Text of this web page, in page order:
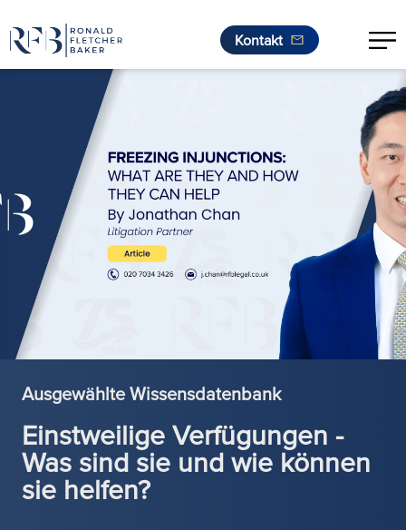
Zum Inhalt springen
Kontakt
Ausgewählte Wissensdatenbank
Einstweilige Verfügungen -
Was sind sie und wie können
sie helfen?